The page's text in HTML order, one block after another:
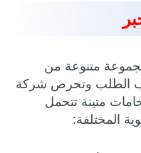
متنوعة من
الطلب وتحرص شركة
متينة تتحمل
المختلفة: